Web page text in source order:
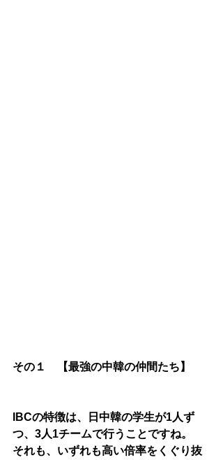
その１　【最強の中韓の仲間たち】
IBCの特徴は、日中韓の学生が1人ず
つ、3人1チームで行うことですね。
それも、いずれも高い倍率をくぐり抜